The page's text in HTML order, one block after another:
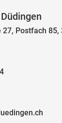
27, Postfach 85,